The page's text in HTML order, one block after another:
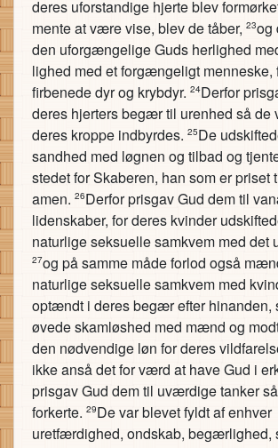
deres uforstandige hjerte blev
mente at være vise, blev de tåber, 23og
den uforgængelige Guds herlighed
lighed med et forgængeligt menneske,
firbenede dyr og krybdyr. 24Derfor
deres hjerters begær til urenhed så
deres kroppe indbyrdes. 25De
sandhed med løgnen og tilbad og
stedet for Skaberen, han som er priset
amen. 26Derfor prisgav Gud dem til
lidenskaber, for deres kvinder
naturlige seksuelle samkvem med det
27og på samme måde forlod også
naturlige seksuelle samkvem med
optændt i deres begær efter hinanden,
øvede skamløshed med mænd og
den nødvendige løn for deres
ikke anså det for værd at have Gud i
prisgav Gud dem til uværdige tanker
forkerte. 29De var blevet fyldt af enhver
uretfærdighed, ondskab, begærlighed,